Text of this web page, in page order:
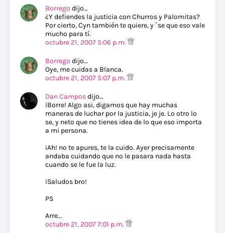
Borrego dijo…
¿Y defiendes la justicia con Churros y Palomitas?
Por cierto, Cyn también te quiere, y ´se que eso vale
mucho para tí.
octubre 21, 2007 5:06 p.m.
Borrego dijo…
Oye, me cuidas a Blanca.
octubre 21, 2007 5:07 p.m.
Dan Camposdijo…
¡Borre! Algo asi, digamos que hay muchas
maneras de luchar por la justicia, je je. Lo otro lo
se, y neto que no tienes idea de lo que eso importa
a mi persona.
¡Ah! no te apures, te la cuido. Ayer precisamente
andaba cuidando que no le pasara nada hasta
cuando se le fue la luz.
¡Saludos bro!
PS
Arre...
octubre 21, 2007 7:01 p.m.